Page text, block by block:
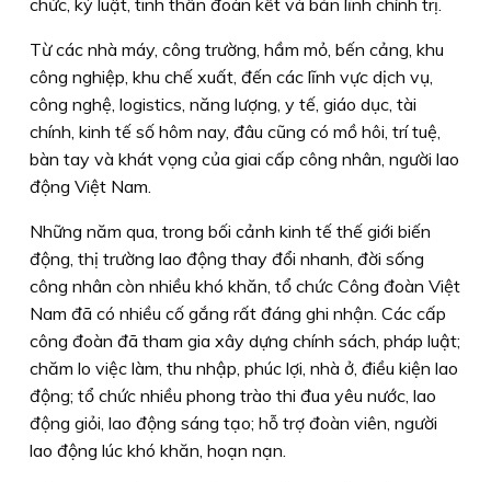
Từ các nhà máy, công trường, hầm mỏ, bến cảng, khu
công nghiệp, khu chế xuất, đến các lĩnh vực dịch vụ,
công nghệ, logistics, năng lượng, y tế, giáo dục, tài
chính, kinh tế số hôm nay, đâu cũng có mồ hôi, trí tuệ,
bàn tay và khát vọng của giai cấp công nhân, người lao
động Việt Nam.
Những năm qua, trong bối cảnh kinh tế thế giới biến
động, thị trường lao động thay đổi nhanh, đời sống
công nhân còn nhiều khó khăn, tổ chức Công đoàn Việt
Nam đã có nhiều cố gắng rất đáng ghi nhận. Các cấp
công đoàn đã tham gia xây dựng chính sách, pháp luật;
chăm lo việc làm, thu nhập, phúc lợi, nhà ở, điều kiện lao
động; tổ chức nhiều phong trào thi đua yêu nước, lao
động giỏi, lao động sáng tạo; hỗ trợ đoàn viên, người
lao động lúc khó khăn, hoạn nạn.